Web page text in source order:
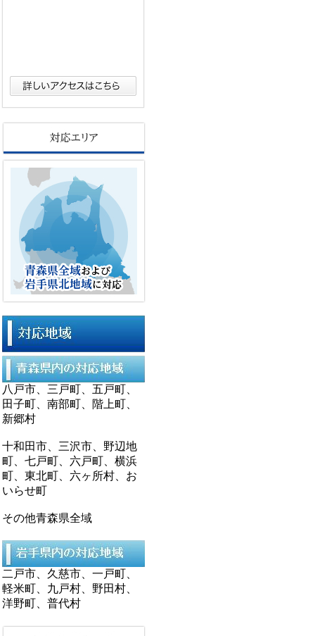
八戸市、三戸町、五戸町、
田子町、南部町、階上町、
新郷村
十和田市、三沢市、野辺地
町、七戸町、六戸町、横浜
町、東北町、六ヶ所村、お
いらせ町
その他青森県全域
二戸市、久慈市、一戸町、
軽米町、九戸村、野田村、
洋野町、普代村